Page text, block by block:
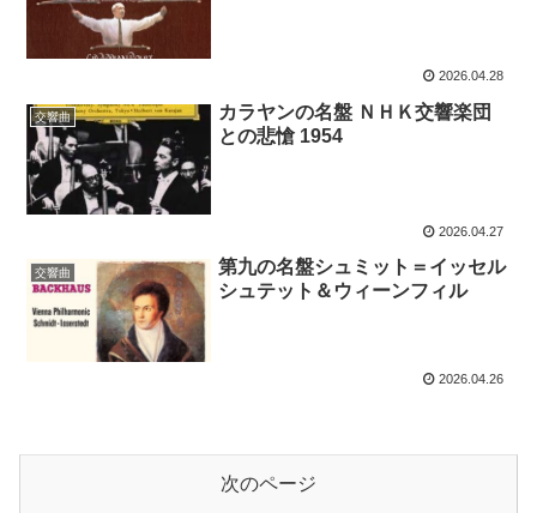
2026.04.28
交響曲
カラヤンの名盤 ＮＨＫ交響楽団
との悲愴 1954
2026.04.27
交響曲
第九の名盤シュミット＝イッセル
シュテット＆ウィーンフィル
2026.04.26
次のページ